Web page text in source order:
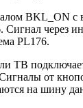
BKL_ON с
через
PL176.
ТВ
от
на шину